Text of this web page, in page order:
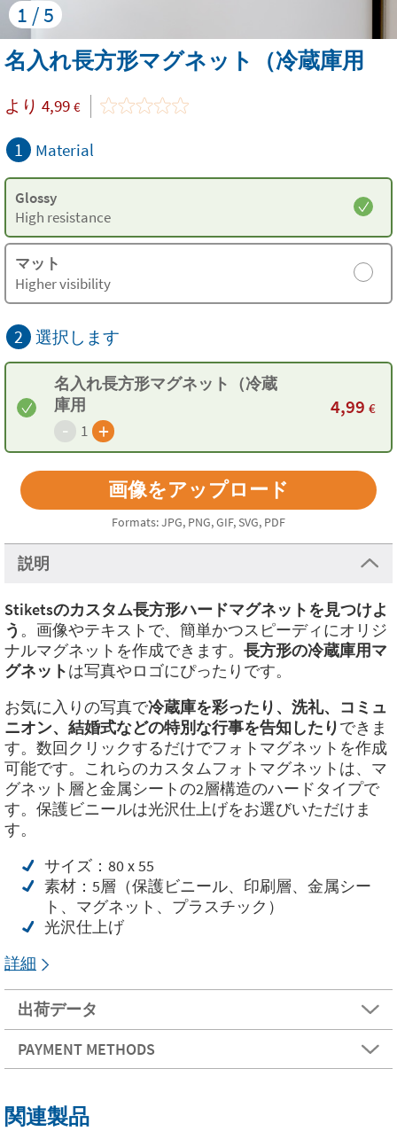
1 / 5
名入れ長方形マグネット（冷蔵庫用
より 4,99 €
1 Material
Glossy
High resistance
マット
Higher visibility
2 選択します
名入れ長方形マグネット（冷蔵
庫用
- 1 +
4,99 €
Formats: JPG, PNG, GIF, SVG, PDF
説明
Stiketsのカスタム長方形ハードマグネットを見つけよ
う 。画像やテキストで、簡単かつスピーディにオリジ
ナルマグネットを作成できます。 長方形の冷蔵庫用マ
グネットは写真やロゴにぴったりです。
お気に入りの写真で冷蔵庫を彩ったり、洗礼、コミュ
ニオン、結婚式などの特別な行事を告知したりできま
す。数回クリックするだけでフォトマグネットを作成
可能です。これらのカスタムフォトマグネットは、マ
グネット層と金属シートの2層構造のハードタイプで
す。保護ビニールは光沢仕上げをお選びいただけま
す。
サイズ：80 x 55
素材：5層（保護ビニール、印刷層、金属シー
ト、マグネット、プラスチック）
光沢仕上げ
詳細
出荷データ
PAYMENT METHODS
関連製品